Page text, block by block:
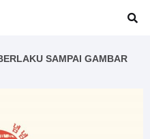
SAMPAI GAMBAR